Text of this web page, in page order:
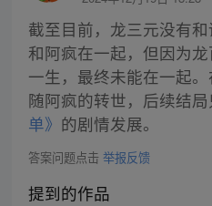
截至目前，龙三元没有
和阿疯在一起，但因为
一生，最终未能在一起
随阿疯的转世，后续结
单》 的剧情发展。
答案问题点击 举报反馈
提到的作品